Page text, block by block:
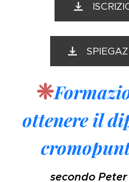
❈
ottenere il
secondo Peter